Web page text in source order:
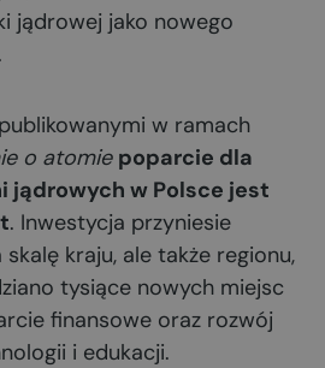
jądrowej jako nowego
w ramach
o atomie poparcie dla
jądrowych w Polsce jest
. Inwestycja przyniesie
kraju, ale także regionu,
tysiące nowych miejsc
finansowe oraz rozwój
i edukacji.